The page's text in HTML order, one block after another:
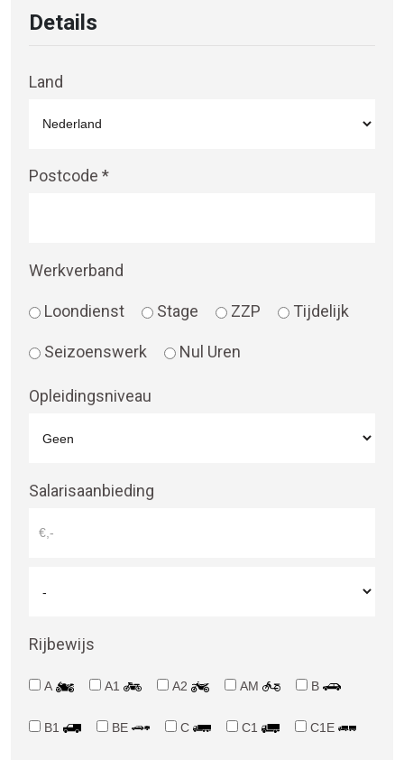
Details
Land
Postcode *
Werkverband
Loondienst Stage ZZP Tijdelijk
Seizoenswerk Nul Uren
Opleidingsniveau
Salarisaanbieding
Rijbewijs
A A1 A2 AM B
B1 BE C C1 C1E